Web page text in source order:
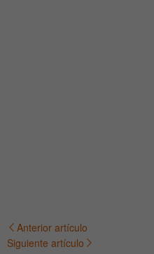
Navegación
Anterior artículo
Siguiente artículo